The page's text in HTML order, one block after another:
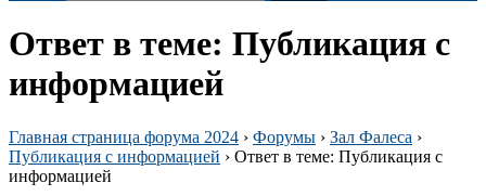
Ответ в теме: Публикация с
информацией
Главная страница форума 2024 › Форумы › Зал Фалеса ›
Публикация с информацией › Ответ в теме: Публикация с
информацией